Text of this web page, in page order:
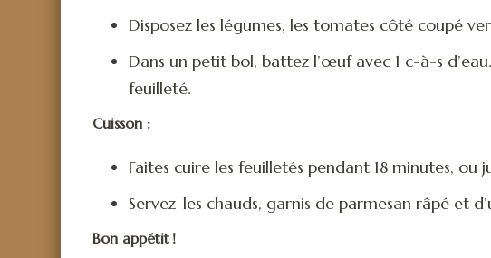
Disposez les légumes, les tomates côté coupé
Dans un petit bol, battez l’œuf avec 1 c-à-s
feuilleté.
Cuisson :
Faites cuire les feuilletés pendant 18 minutes, ou
Servez-les chauds, garnis de parmesan râpé et
Bon appétit !